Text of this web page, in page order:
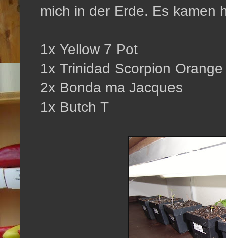
mich in der Erde. Es kamen
1x Yellow 7 Pot
1x Trinidad Scorpion Orange
2x Bonda ma Jacques
1x Butch T